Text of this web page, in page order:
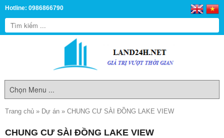
Hotline: 0986866790
Trang chủ » Dự án » CHUNG CƯ SÀI ĐỒNG LAKE VIEW
CHUNG CƯ SÀI ĐỒNG LAKE VIEW